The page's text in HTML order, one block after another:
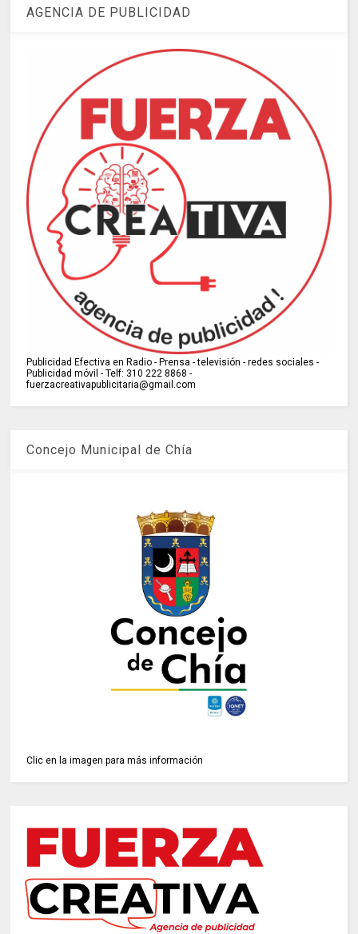
AGENCIA DE PUBLICIDAD
Publicidad Efectiva en Radio - Prensa - televisión - redes sociales -
Publicidad móvil - Telf: 310 222 8868 -
fuerzacreativapublicitaria@gmail.com
Concejo Municipal de Chía
Clic en la imagen para más información